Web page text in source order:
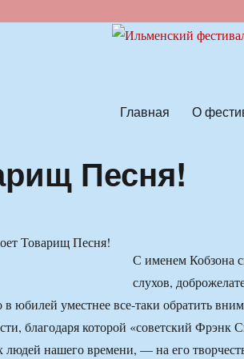
Главная О
Песня!
С именем Кобзона
слухов,
в юбилей уместнее все-таки обратить
благодаря которой «советский Фрэнк
людей нашего времени, — на его